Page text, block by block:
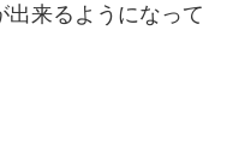
出来るようになって